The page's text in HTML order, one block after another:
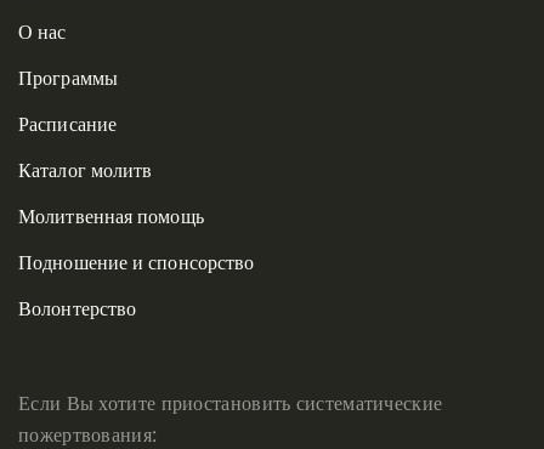
О нас
Программы
Расписание
Каталог молитв
Молитвенная помощь
Подношение и спонсорство
Волонтерство
Если Вы хотите приостановить систематические
пожертвования: